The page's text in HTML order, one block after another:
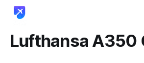
Lufthansa A350